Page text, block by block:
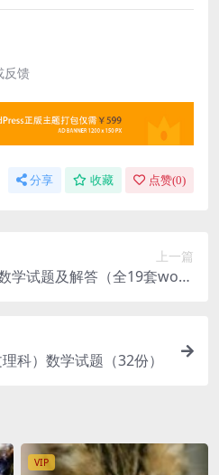
反馈
分享 收藏 点赞(0)
上一篇
学试题及解答（全19套word
科）数学试题（32份）
VIP